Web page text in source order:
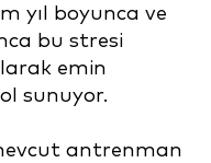
yıl boyunca ve
bu stresi
emin
sunuyor.
antrenman